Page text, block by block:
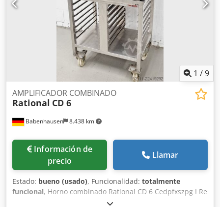
1 /9
Babenhausen 8.438 km
AMPLIFICADOR COMBINADO
Rational CD 6
Información de
precio
Llamar
Estado: bueno (usado), Funcionalidad: totalmente
funcional, Horno combinado Rational CD 6 Cedpfxszpg I Re
Aidsha Función de cocción, aire caliente y vapor. 6